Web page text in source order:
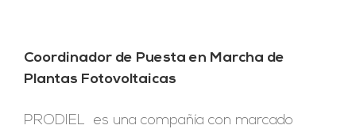
Coordinador de Puesta en Marcha de
Plantas Fotovoltaicas
PRODIEL es una compañía con marcado